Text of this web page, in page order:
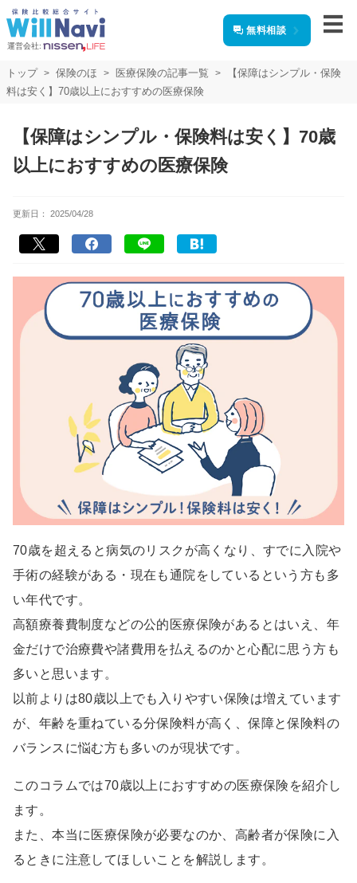
運営会社:
無料相談
トップ 保険のほ 医療保険の記事一覧
【保障はシンプル・保険
料は安く】70歳以上におすすめの医療保険
【保障はシンプル・保険料は安く】70歳
以上におすすめの医療保険
更新日： 2025/04/28
70歳を超えると病気のリスクが高くなり、すでに入院や
手術の経験がある・現在も通院をしているという方も多
い年代です。
高額療養費制度などの公的医療保険があるとはいえ、年
金だけで治療費や諸費用を払えるのかと心配に思う方も
多いと思います。
以前よりは80歳以上でも入りやすい保険は増えています
が、年齢を重ねている分保険料が高く、保障と保険料の
バランスに悩む方も多いのが現状です。
このコラムでは70歳以上におすすめの医療保険を紹介し
ます。
また、本当に医療保険が必要なのか、高齢者が保険に入
るときに注意してほしいことを解説します。